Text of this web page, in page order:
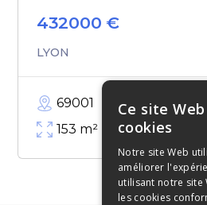
432000 €
LYON
69001
153 m²
Ce site
cookies
Notre site Web
améliorer
utilisant notre site
les cookies